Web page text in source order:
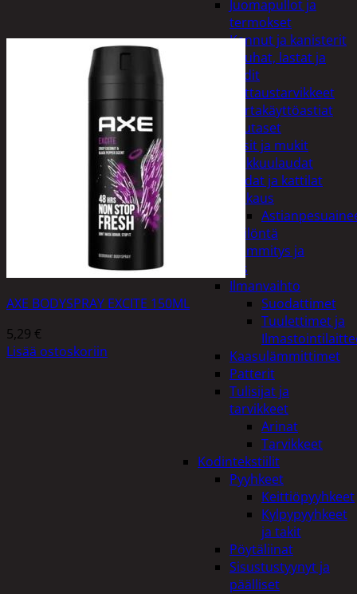
Juomapullot ja
termokset
Kannut ja kanisterit
Kauhat, lastat ja
sudit
Kattaustarvikkeet
Kertakäyttöastiat
Lautaset
Lasit ja mukit
Leikkuulaudat
Padat ja kattilat
Tiskaus
Säilöntä
Kodin lämmitys ja
tuuletus
Ilmanvaihto
Suodattimet
Tuulettimet ja
Kaasulämmittimet
Patterit
Tulisijat ja
tarvikkeet
Arinat
Tarvikkeet
Kodintekstiilit
Pyyhkeet
Keittiöpyyhkeet
Kylpypyyhkeet
ja takit
Pöytäliinat
Sisustustyynyt ja
päälliset
AXE BODYSPRAY EXCITE 150ML
5,29 €
Lisää ostoskoriin